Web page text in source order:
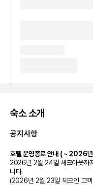
숙소 소개
공지사항
호텔 운영종료 안내 ( ~ 2026
2026년 2월 24일 체크아웃까
니다.
(2026년 2월 23일 체크인 고객